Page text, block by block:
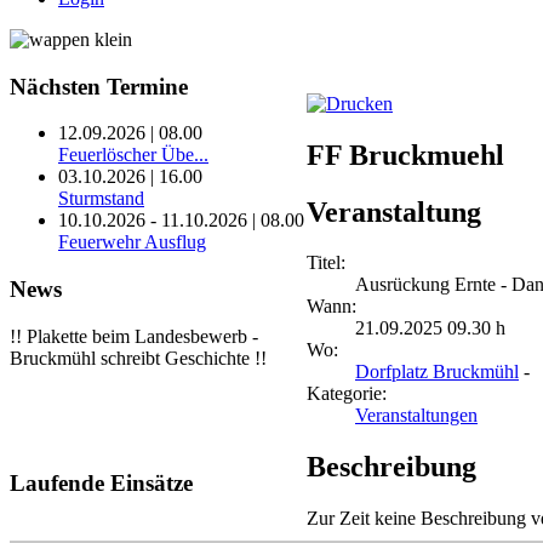
FF Bruckmuehl
Veranstaltung
Titel:
Ausrückung Ernte -
Wann:
21.09.2025 09.30 h
Wo:
Dorfplatz Bruckmühl -
Kategorie:
Veranstaltungen
Beschreibung
Zur Zeit keine Beschreibung
Nächsten Termine
12.09.2026 | 08.00
Feuerlöscher Übe...
03.10.2026 | 16.00
Sturmstand
10.10.2026 - 11.10.2026 | 08.00
Feuerwehr Ausflug
News
!! Plakette beim Landesbewerb -
Bruckmühl schreibt Geschichte !!
Laufende Einsätze